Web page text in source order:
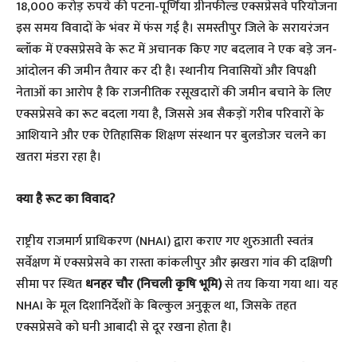
18,000 करोड़ रुपये की पटना-पूर्णिया ग्रीनफील्ड एक्सप्रेसवे परियोजना
इस समय विवादों के भंवर में फंस गई है। समस्तीपुर जिले के सरायरंजन
ब्लॉक में एक्सप्रेसवे के रूट में अचानक किए गए बदलाव ने एक बड़े जन-
आंदोलन की जमीन तैयार कर दी है। स्थानीय निवासियों और विपक्षी
नेताओं का आरोप है कि राजनीतिक रसूखदारों की जमीन बचाने के लिए
एक्सप्रेसवे का रूट बदला गया है, जिससे अब सैकड़ों गरीब परिवारों के
आशियाने और एक ऐतिहासिक शिक्षण संस्थान पर बुलडोजर चलने का
खतरा मंडरा रहा है।
​क्या है रूट का विवाद?
​राष्ट्रीय राजमार्ग प्राधिकरण (NHAI) द्वारा कराए गए शुरुआती स्वतंत्र
सर्वेक्षण में एक्सप्रेसवे का रास्ता कांकलीपुर और झखरा गांव की दक्षिणी
सीमा पर स्थितधनहर चौर (निचली कृषि भूमि)से तय किया गया था। यह
NHAI के मूल दिशानिर्देशों के बिल्कुल अनुकूल था, जिसके तहत
एक्सप्रेसवे को घनी आबादी से दूर रखना होता है।